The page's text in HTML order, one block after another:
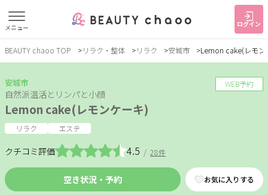
メニュー ログイン
すでに会員の方 はじめてご利用の方
ジャンルで探す
ヘア・メイク ネイル・まつげ エステ
スクール・
トレーニング
BEAUTY chaoo TOP リラク・整体 リラク 安城市 Lemon cake(レモン
安城市
自然派温活とリンパと小顔
Lemon cake(レモンケーキ)
リラク エステ
空き状況・予約 お気に入りする
クチコミ評価 4.5 / 28件
WEB予約